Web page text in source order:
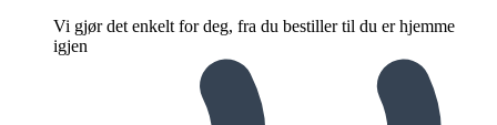
Vi gjør det enkelt for deg, fra du bestiller til du er hjemme
igjen